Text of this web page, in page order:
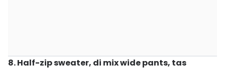
8. Half-zip sweater, di mix wide pants, tas